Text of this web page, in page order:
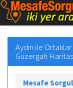
Aydın ile
Güzergah
Mesafe